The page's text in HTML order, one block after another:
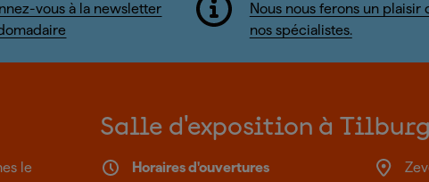
vous à la newsletter
Nous nous ferons un plaisir
nos spécialistes.
le
Salle d'exposition à Tilburg
Horaires d'ouvertures